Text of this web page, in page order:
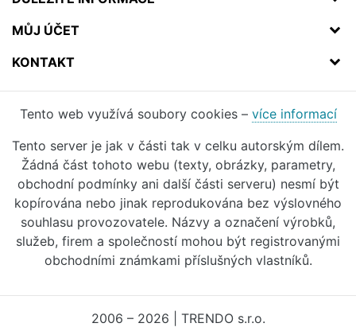
MŮJ ÚČET
KONTAKT
Tento web využívá soubory cookies – více informací
Tento server je jak v části tak v celku autorským dílem.
Žádná část tohoto webu (texty, obrázky, parametry,
obchodní podmínky ani další části serveru) nesmí být
kopírována nebo jinak reprodukována bez výslovného
souhlasu provozovatele. Názvy a označení výrobků,
služeb, firem a společností mohou být registrovanými
obchodními známkami příslušných vlastníků.
2006 – 2026 | TRENDO s.r.o.